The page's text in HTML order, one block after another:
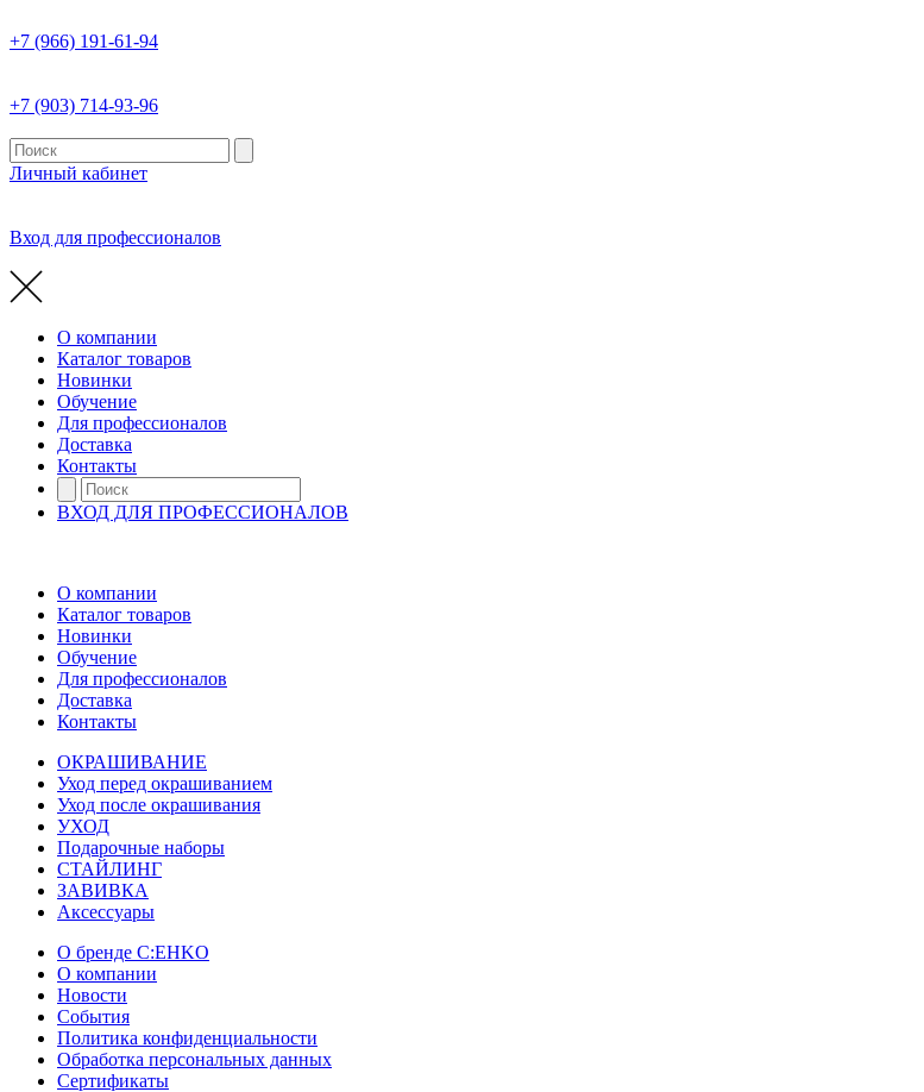
+7 (966) 191-61-94
+7 (903) 714-93-96
Личный кабинет
Вход для профессионалов
О компании
Каталог товаров
Новинки
Обучение
Для профессионалов
Доставка
Контакты
ВХОД ДЛЯ ПРОФЕССИОНАЛОВ
О компании
Каталог товаров
Новинки
Обучение
Для профессионалов
Доставка
Контакты
ОКРАШИВАНИЕ
Уход перед окрашиванием
Уход после окрашивания
УХОД
Подарочные наборы
СТАЙЛИНГ
ЗАВИВКА
Аксессуары
О бренде C:EHKO
О компании
Новости
События
Политика конфиденциальности
Обработка персональных данных
Сертификаты